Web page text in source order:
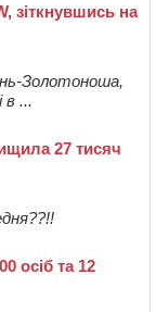
зіткнувшись на
Золотоноша,
в ...
27 тисяч
осіб та 12